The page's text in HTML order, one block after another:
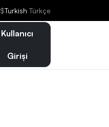
$Turkish Türkçe
Kullanıcı
Girişi